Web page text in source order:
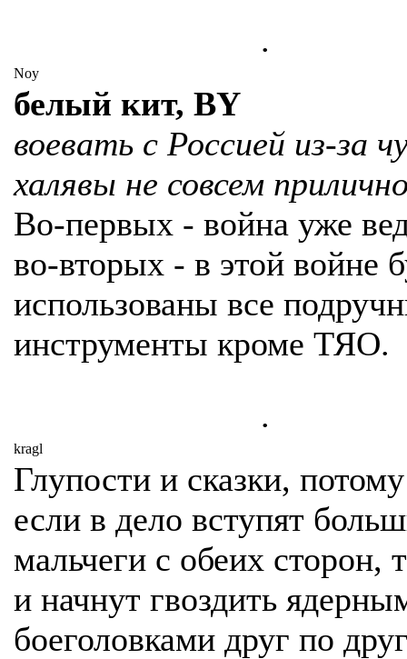
.
Noy
белый кит, BY
воевать с Россией из-за
халявы не совсем
Во-первых - война уже
во-вторых - в этой войне
использованы все
инструменты кроме ТЯО.
.
kragl
Глупости и сказки,
если в дело вступят
мальчеги с обеих сторон,
и начнут гвоздить
боеголовками друг по